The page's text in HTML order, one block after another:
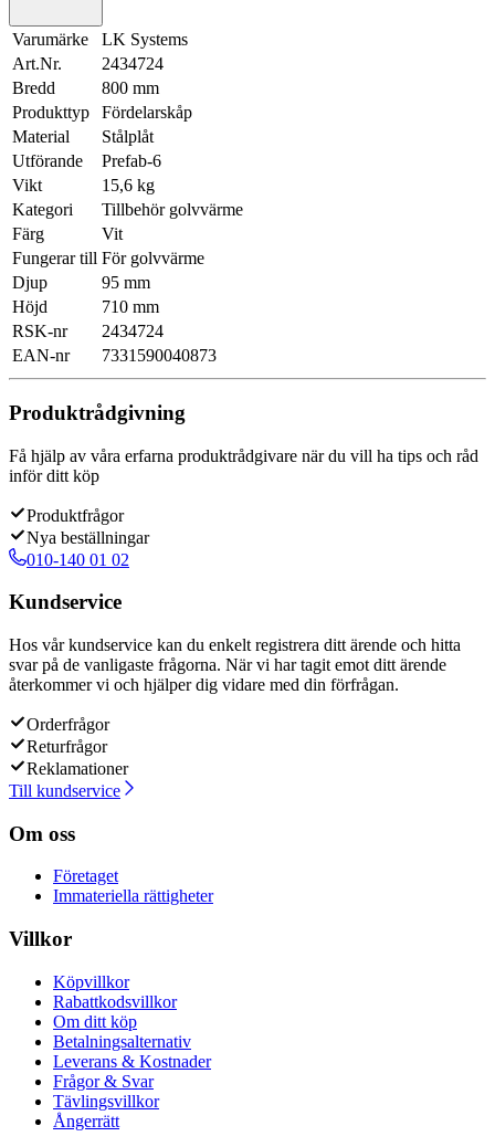
Varumärke
LK Systems
Art.Nr.
2434724
Bredd
800 mm
Produkttyp
Fördelarskåp
Material
Stålplåt
Utförande
Prefab-6
Vikt
15,6 kg
Kategori
Tillbehör golvvärme
Färg
Vit
Fungerar till För golvvärme
Djup
95 mm
Höjd
710 mm
RSK-nr
2434724
EAN-nr
7331590040873
Produktrådgivning
Få hjälp av våra erfarna produktrådgivare när du vill ha tips och råd
inför ditt köp
Produktfrågor
Nya beställningar
010-140 01 02
Kundservice
Hos vår kundservice kan du enkelt registrera ditt ärende och hitta
svar på de vanligaste frågorna. När vi har tagit emot ditt ärende
återkommer vi och hjälper dig vidare med din förfrågan.
Orderfrågor
Returfrågor
Reklamationer
Till kundservice
Om oss
Företaget
Immateriella rättigheter
Villkor
Köpvillkor
Rabattkodsvillkor
Om ditt köp
Betalningsalternativ
Leverans & Kostnader
Frågor & Svar
Tävlingsvillkor
Ångerrätt